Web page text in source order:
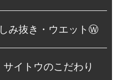
しみ抜き・ウエットⓌ
サイトウのこだわり